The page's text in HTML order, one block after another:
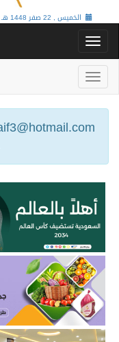
الخميس , 22 صفر 1448 هـ ,